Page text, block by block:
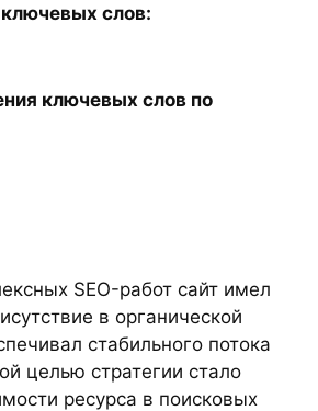
слов:
ключевых слов по
SEO-работ сайт имел
в органической
стабильного потока
целью стратегии стало
ресурса в поисковых